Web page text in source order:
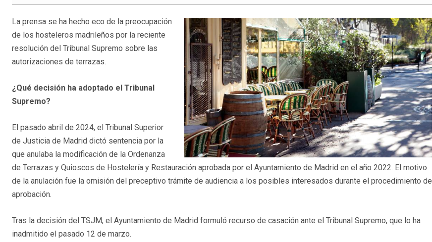
La prensa se ha hecho eco de la preocupación
de los hosteleros madrileños por la reciente
resolución del Tribunal Supremo sobre las
autorizaciones de terrazas.
¿Qué decisión ha adoptado el Tribunal
Supremo?
El pasado abril de 2024, el Tribunal Superior
de Justicia de Madrid dictó sentencia por la
que anulaba la modificación de la Ordenanza
de Terrazas y Quioscos de Hostelería y Restauración aprobada por el Ayuntamiento de Madrid en el año 2022. El motivo
de la anulación fue la omisión del preceptivo trámite de audiencia a los posibles interesados durante el procedimiento de
aprobación.
Tras la decisión del TSJM, el Ayuntamiento de Madrid formuló recurso de casación ante el Tribunal Supremo, que lo ha
inadmitido el pasado 12 de marzo.